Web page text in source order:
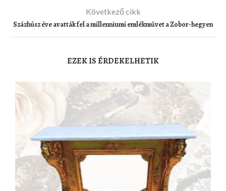
Következő cikk
Százhúsz éve avatták fel a millenniumi emlékművet a Zobor-hegyen
EZEK IS ÉRDEKELHETIK